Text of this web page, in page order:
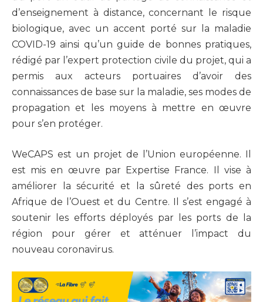
d’enseignement à distance, concernant le risque
biologique, avec un accent porté sur la maladie
COVID-19 ainsi qu’un guide de bonnes pratiques,
rédigé par l’expert protection civile du projet, qui a
permis aux acteurs portuaires d’avoir des
connaissances de base sur la maladie, ses modes de
propagation et les moyens à mettre en œuvre
pour s’en protéger.
WeCAPS est un projet de l’Union européenne. Il
est mis en œuvre par Expertise France. Il vise à
améliorer la sécurité et la sûreté des ports en
Afrique de l’Ouest et du Centre. Il s’est engagé à
soutenir les efforts déployés par les ports de la
région pour gérer et atténuer l’impact du
nouveau coronavirus.